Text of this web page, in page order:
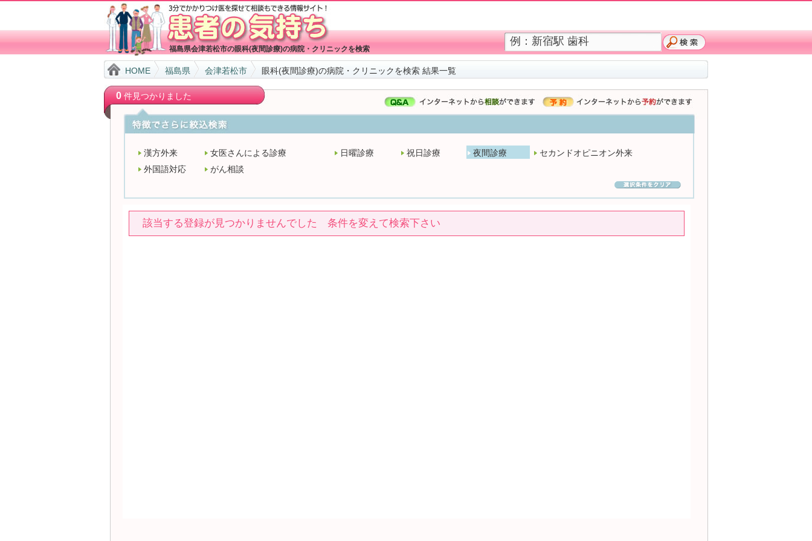
福島県会津若松市の眼科(夜間診療)の病院・クリニックを検索
HOME 福島県 会津若松市 眼科(夜間診療)の病院・クリニックを検索 結果一覧
0件見つかりました
漢方外来 女医さんによる診療 日曜診療 祝日診療 夜間診療
セカンドオピニオン外来
外国語対応
がん相談
該当する登録が見つかりませんでした 条件を変えて検索下さい